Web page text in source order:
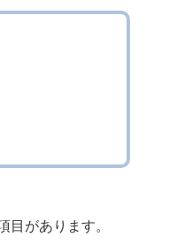
目があります。